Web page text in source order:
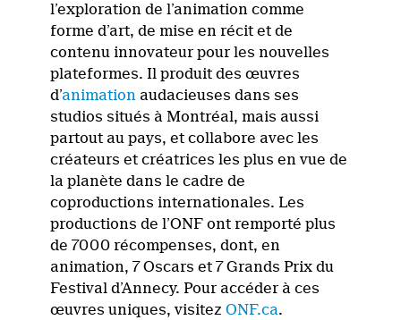
l’exploration de l’animation comme
forme d’art, de mise en récit et de
contenu innovateur pour les nouvelles
plateformes. Il produit des œuvres
d’animation audacieuses dans ses
studios situés à Montréal, mais aussi
partout au pays, et collabore avec les
créateurs et créatrices les plus en vue de
la planète dans le cadre de
coproductions internationales. Les
productions de l’ONF ont remporté plus
de 7000 récompenses, dont, en
animation, 7 Oscars et 7 Grands Prix du
Festival d’Annecy. Pour accéder à ces
œuvres uniques, visitezONF.ca.